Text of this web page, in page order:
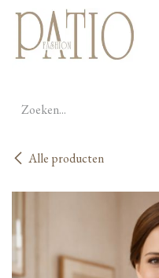
Overslaan naar inhoud
Alle producten